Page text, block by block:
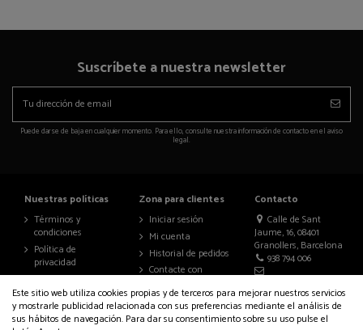
Suscríbete a nuestra newsletter
Puede darse de baja en cualquier momento. Para ello, consulte nuestra información de contacto en el aviso
legal.
Nuestras políticas
Términos y
condiciones
Política de
privacidad
Aviso legal
Política de cookies
Accesibilidad
Zona para clientes
Iniciar sesión
Mi cuenta
Historial de pedidos
Contacte con
Contacto
Calle de Sant
Jaume, 16, 08401
Granollers, Barcelona
938 794 006
Este sitio web utiliza cookies propias y de terceros para mejorar nuestros servicios
y mostrarle publicidad relacionada con sus preferencias mediante el análisis de
sus hábitos de navegación. Para dar su consentimiento sobre su uso pulse el